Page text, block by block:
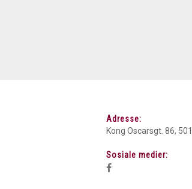
Adresse:
Kong Oscarsgt. 86,
Sosiale medier: